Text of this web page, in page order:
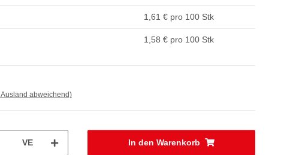
1,61 € pro 100 Stk
1,58 € pro 100 Stk
Ausland abweichend)
VE In den Warenkorb